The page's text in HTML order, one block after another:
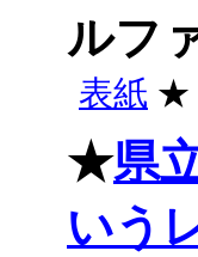
ルフ
表紙 ★
★県
いう